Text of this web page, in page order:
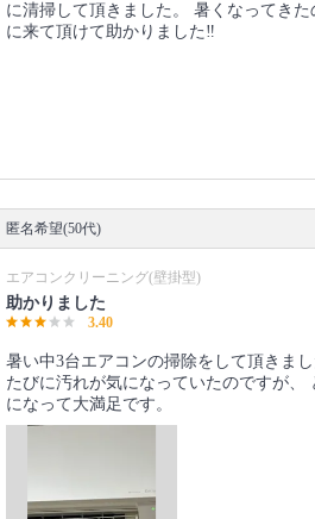
に清掃して頂きました。 暑くなってきた
に来て頂けて助かりました‼︎
匿名希望(50代)
エアコンクリーニング(壁掛型)
助かりました
3.40
暑い中3台エアコンの掃除をして頂きま
たびに汚れが気になっていたのですが、
になって大満足です。